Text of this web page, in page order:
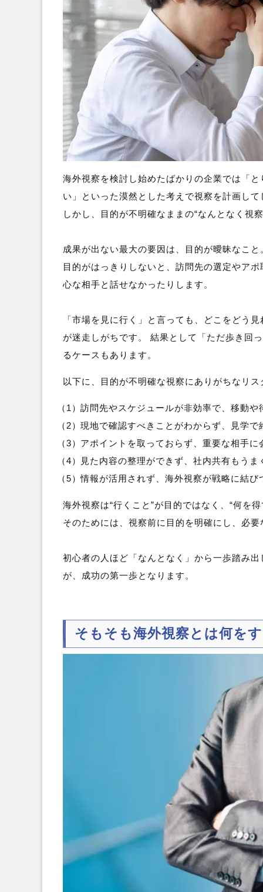
海外視察を検討し始めたばかりの企業では「
い」といった漠然とした考えで視察を計画し
しかし、目的が不明確なままの“なんとなく視
成果が出ない最大の要因は、目的が曖昧なこと
目的がはっきりしないと、訪問先の選定やア
心な相手と話せなかったりします。
「市場を見に行く」と言っても、どこをどう
が迷走しがちです。 結果として「ただ歩き回
るケースもあります。
以下に、目的が不明確な視察にありがちなリ
訪問先やスケジュールが非効率で、移動や
現地で確認すべきことがわからず、見学で
アポイントを取っておらず、重要な相手に
見た内容の整理ができず、社内共有もうま
情報が活用されず、海外視察が戦略に結び
海外視察は“行くこと”が目的ではなく、“何を
そのためには、視察前に目的を明確にし、必
初心者の人ほど「なんとなく」から一歩踏み
が、成功の第一歩となります。
そもそも海外視察とは何を